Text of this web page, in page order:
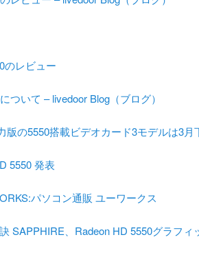
のレビュー
ついて – livedoor Blog（ブログ）
版の5550搭載ビデオカード3モデルは3月
5550 発表
パソコン通販 ユーワークス
SAPPHIRE、Radeon HD 5550グラフィ